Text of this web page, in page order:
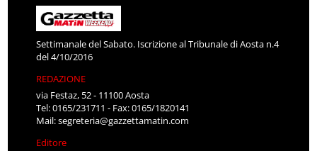
Settimanale del Sabato. Iscrizione al Tribunale di Aosta n.4
del 4/10/2016
REDAZIONE
via Festaz, 52 - 11100 Aosta
Tel: 0165/231711 - Fax: 0165/1820141
Mail:segreteria@gazzettamatin.com
Editore